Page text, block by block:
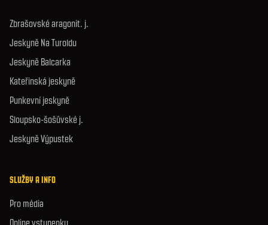
Zbrašovské aragonit. j.
Jeskyně Na Turoldu
Jeskyně Balcarka
Kateřinská jeskyně
Punkevní jeskyně
Sloupsko-šošůvské j.
Jeskyně Výpustek
SLUŽBY A INFO
Pro média